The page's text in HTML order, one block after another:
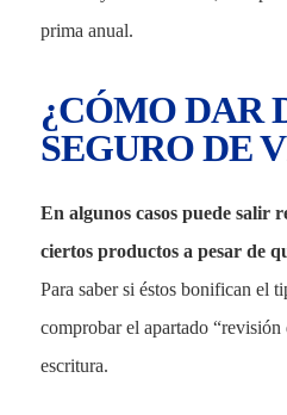
prima anual.
¿CÓMO DAR
SEGURO DE
En algunos casos puede salir
ciertos productos a pesar de
Para saber si éstos bonifican el
comprobar el apartado “revisión
escritura.